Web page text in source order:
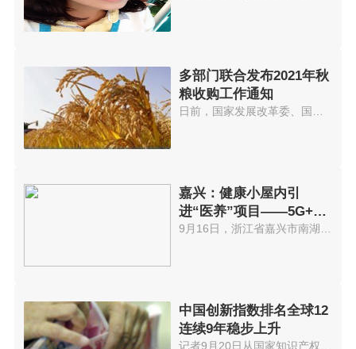
多部门联合发布2021年秋
粮收购工作通知
嘉兴：健康小屋内引
进“医养”项目——5G+云
诊室
中国创新指数排名全球12
连续9年稳步上升